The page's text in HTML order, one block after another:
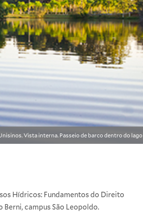
Vista interna. Passeio de barco dentro do lago
Hídricos: Fundamentos do Direito
campus São Leopoldo.